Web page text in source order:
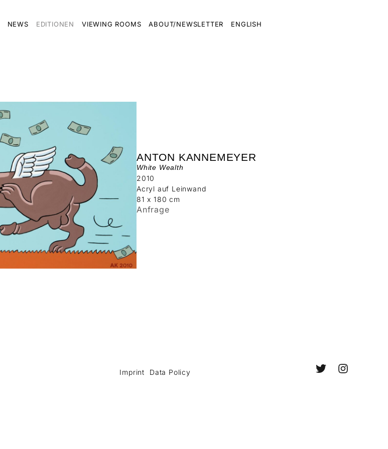
NEWS EDITIONEN VIEWING ROOMS ABOUT/NEWSLETTER ENGLISH
ANTON KANNEMEYER
White Wealth
2010
Acryl auf Leinwand
81 x 180 cm
Anfrage
Imprint Data Policy